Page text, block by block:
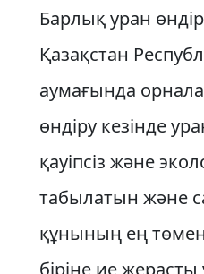
Барлық уран
Қазақстан
аумағында
өндіру кезінде
қауіпсіз және
табылатын және
құнының ең төмен